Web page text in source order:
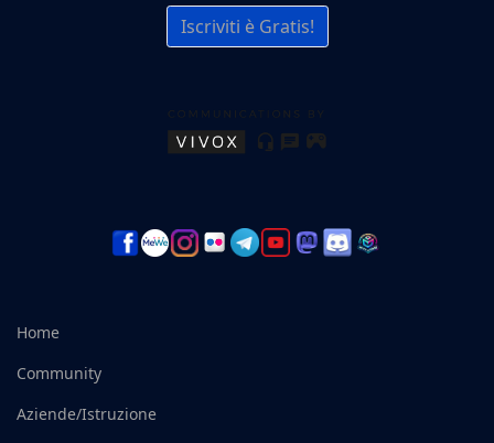
Iscriviti è Gratis!
Home
Community
Aziende/Istruzione